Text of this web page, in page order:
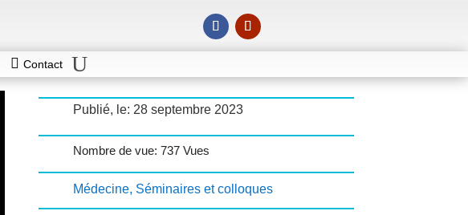
Contact
Publié, le: 28 septembre 2023
Nombre de vue: 737 Vues
Médecine, Séminaires et colloques